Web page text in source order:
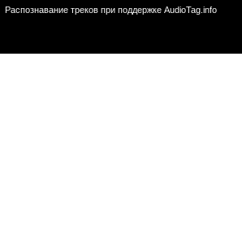
Распознавание треков при поддержке AudioTag.info